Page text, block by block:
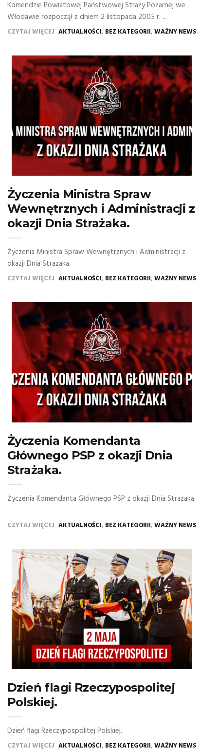
Komendzie Powiatowej Państwowej Straży Pożarnej we
Włodawie rozpoczął z dniem 2 listopada 2005 r. ...
CZYTAJ WIĘCEJ AKTUALNOŚCI, BEZ KATEGORII,WAŻNY NEWS
Życzenia Ministra Spraw
Wewnętrznych i Administracji z
okazji Dnia Strażaka.
Życzenia Ministra Spraw Wewnętrznych i Administracji z
okazji Dnia Strażaka.
CZYTAJ WIĘCEJ AKTUALNOŚCI, BEZ KATEGORII,WAŻNY NEWS
Życzenia Komendanta
Głównego PSP z okazji Dnia
Strażaka.
Życzenia Komendanta Głównego PSP z okazji Dnia Strażaka.
CZYTAJ WIĘCEJ AKTUALNOŚCI, BEZ KATEGORII,WAŻNY NEWS
Dzień flagi Rzeczypospolitej
Polskiej.
Dzień flagi Rzeczypospolitej Polskiej.
CZYTAJ WIĘCEJ AKTUALNOŚCI, BEZ KATEGORII,WAŻNY NEWS